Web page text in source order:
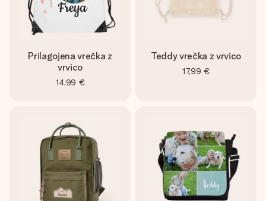
Prilagojena vrečka z
vrvico
14,99 €
Teddy vrečka z vrvico
17,99 €